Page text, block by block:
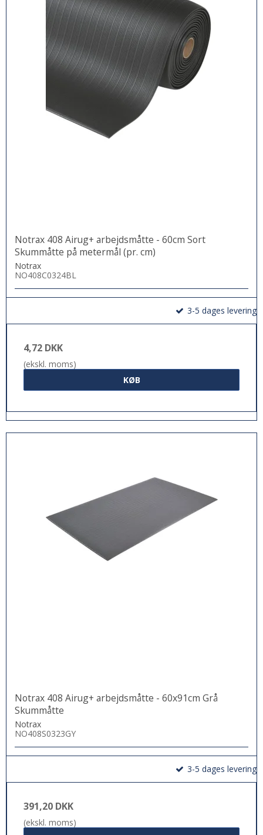
Notrax 408 Airug+ arbejdsmåtte - 60cm Sort
Skummåtte på metermål (pr. cm)
Notrax
NO408C0324BL
3-5 dages levering
4,72 DKK
(ekskl. moms)
KØB
Notrax 408 Airug+ arbejdsmåtte - 60x91cm Grå
Skummåtte
Notrax
NO408S0323GY
3-5 dages levering
391,20 DKK
(ekskl. moms)